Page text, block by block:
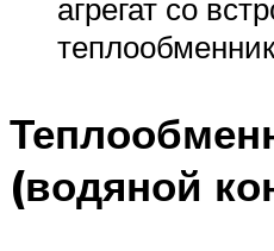
агрегат со
(водяной